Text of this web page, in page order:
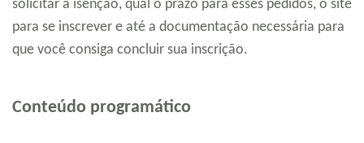
solicitar a isenção, qual o prazo para esses pedidos, o site
para se inscrever e até a documentação necessária para
que você consiga concluir sua inscrição.
Conteúdo programático